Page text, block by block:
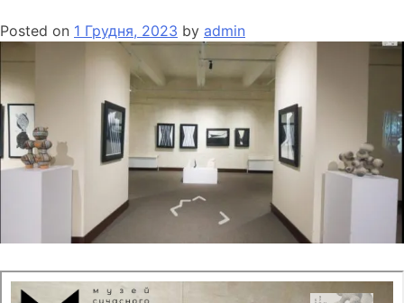
Posted on 1 Грудня, 2023 by admin